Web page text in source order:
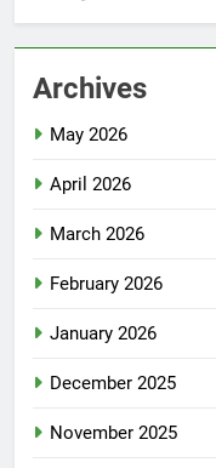
Archives
May 2026
April 2026
March 2026
February 2026
January 2026
December 2025
November 2025